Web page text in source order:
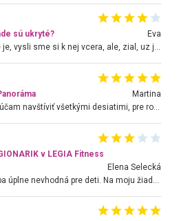
sú ukryté?
Eva
Hojdacka v Krpelanoch uz nie je, vysli sme si k nej vcera, ale, zial, uz je znicena. Ak sem planujete cestu len kvoli hojdacke, mozete si ju usetrit. Krasny vyhlad je tu vsak aj bez hojdacky :-)
Martina
Nádherné miesto ktoré odporúčam navštíviť všetkými desiatimi, pre rodiny s deťmi, dôchodcom... Proste a jednoducho ozaj rozprávkový les.. určite ešte prídeme. Odniesli sme si na pamiatku krásne tričká,
v LEGIA Fitness
Elena Selecká